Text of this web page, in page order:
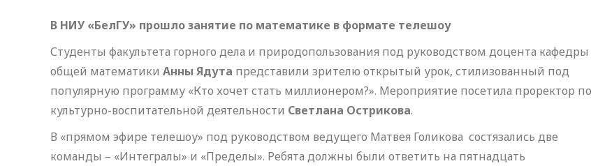
В НИУ «БелГУ» прошло занятие по математике в формате телешоу
Студенты факультета горного дела и природопользования под руководством доцента кафедры
общей математики Анны Ядута представили зрителю открытый урок, стилизованный под
популярную программу «Кто хочет стать миллионером?». Мероприятие посетила проректор по
культурно-воспитательной деятельности Светлана Острикова.
В «прямом эфире телешоу» под руководством ведущего Матвея Голикова состязались две
команды – «Интегралы» и «Пределы». Ребята должны были ответить на пятнадцать